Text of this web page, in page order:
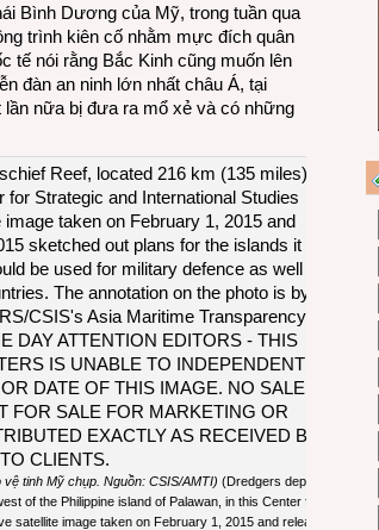
Bình Dương của Mỹ, trong tuần qua
trình kiên cố nhằm mực đích quân
tế nói rằng Bắc Kinh cũng muốn lên
đàn an ninh lớn nhất châu Á, tại
nữa bị đưa ra mổ xẻ và có những
tinh Mỹ chụp. Nguồn: CSIS/AMTI) (Dredgers deposit
of the Philippine island of Palawan, in this Center for
satellite image taken on February 1, 2015 and released